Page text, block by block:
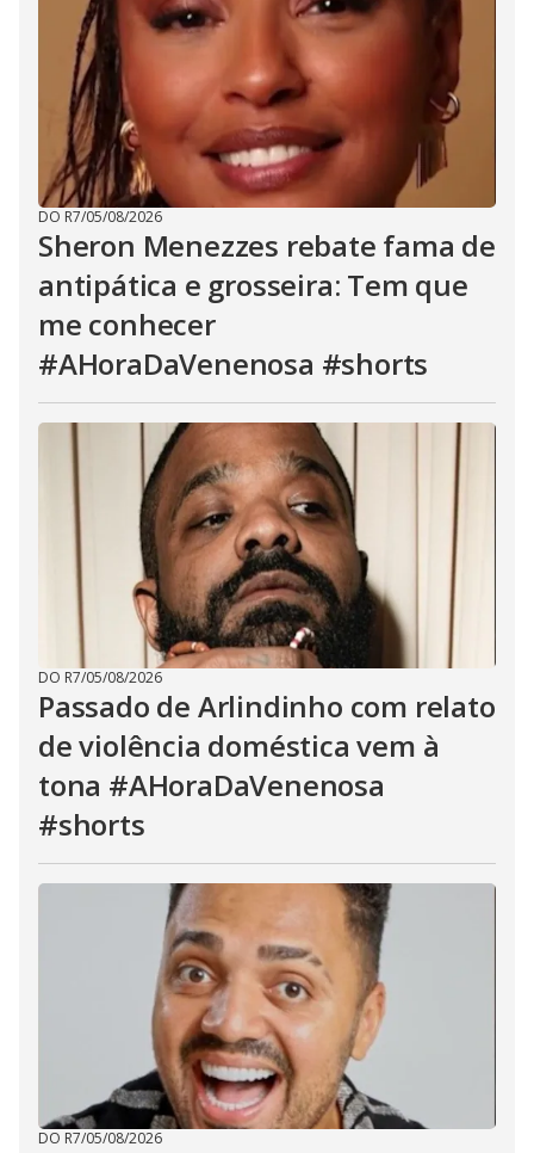
DO R7/05/08/2026
Sheron Menezzes rebate fama de
antipática e grosseira: Tem que
me conhecer
#AHoraDaVenenosa #shorts
DO R7/05/08/2026
Passado de Arlindinho com relato
de violência doméstica vem à
tona #AHoraDaVenenosa
#shorts
DO R7/05/08/2026